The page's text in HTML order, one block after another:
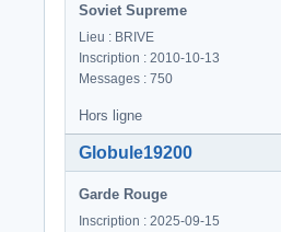
Soviet Supreme
Lieu : BRIVE
Inscription : 2010-10-13
Messages : 750
Hors ligne
Globule19200
Garde Rouge
Inscription : 2025-09-15